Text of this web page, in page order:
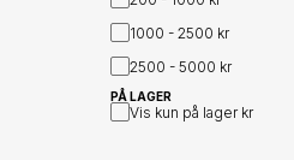
1000 - 2500 kr
2500 - 5000 kr
PÅ LAGER
Vis kun på lager kr